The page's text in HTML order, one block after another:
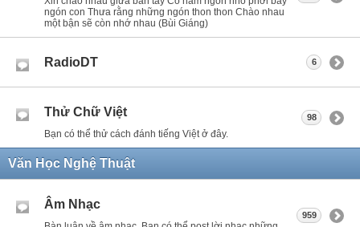
ngón con Thưa rằng những ngón thon thon Chào nhau
một bận sẽ còn nhớ nhau (Bùi Giáng)
RadioDT 6
Thử Chữ Việt
Bạn có thể thử cách đánh tiếng Việt ở đây.
98
Văn Học Nghệ Thuật
Âm Nhạc
959